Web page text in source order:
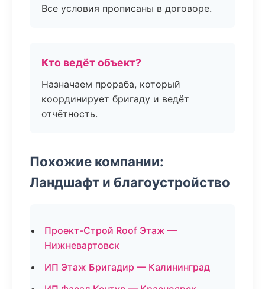
Все условия прописаны в договоре.
Кто ведёт объект?
Назначаем прораба, который
координирует бригаду и ведёт
отчётность.
Похожие компании:
Ландшафт и благоустройство
Проект-Строй Roof Этаж —
Нижневартовск
ИП Этаж Бригадир — Калининград